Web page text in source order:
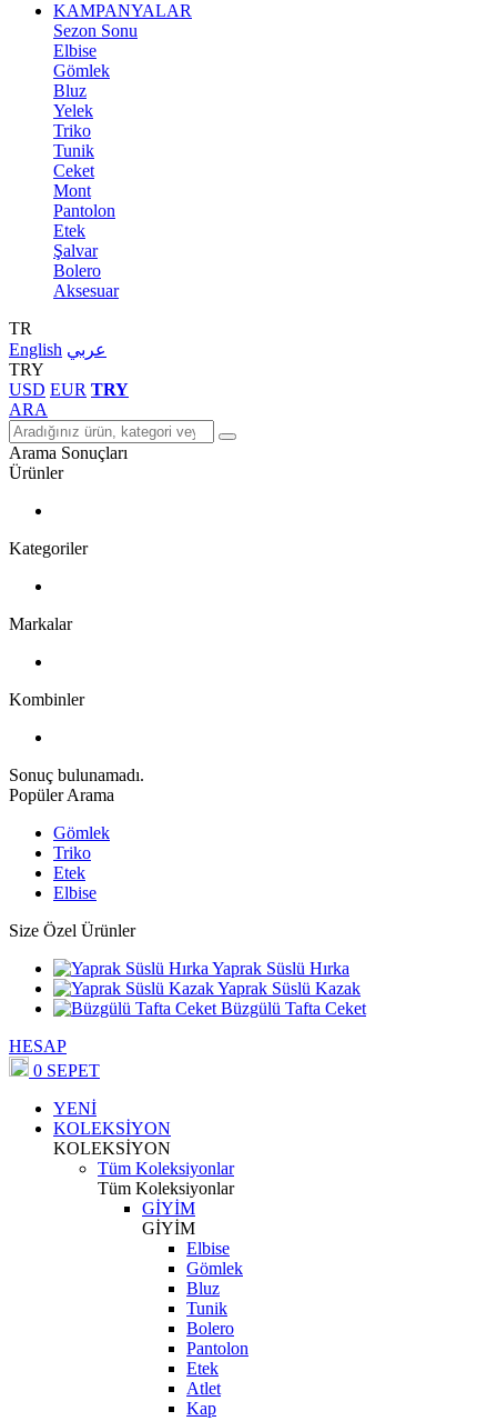
KAMPANYALAR
Sezon Sonu
Elbise
Gömlek
Bluz
Yelek
Triko
Tunik
Ceket
Mont
Pantolon
Etek
Şalvar
Bolero
Aksesuar
TR
English عربي
TRY
USD EUR TRY
ARA
Arama Sonuçları
Ürünler
Kategoriler
Markalar
Kombinler
Sonuç bulunamadı.
Popüler Arama
Gömlek
Triko
Etek
Elbise
Size Özel Ürünler
Yaprak Süslü Hırka
Yaprak Süslü Kazak
Büzgülü Tafta Ceket
HESAP
0 SEPET
YENİ
KOLEKSİYON
KOLEKSİYON
Tüm Koleksiyonlar
Tüm Koleksiyonlar
GİYİM
GİYİM
Elbise
Gömlek
Bluz
Tunik
Bolero
Pantolon
Etek
Atlet
Kap